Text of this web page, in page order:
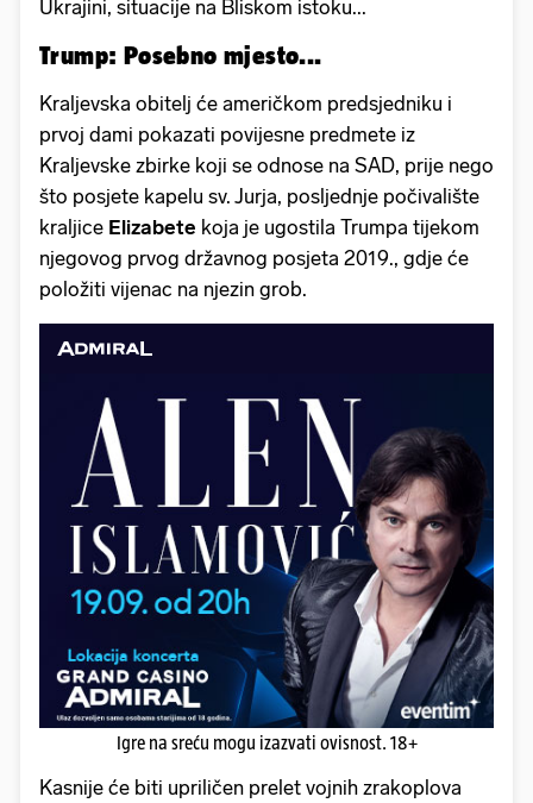
Ukrajini, situacije na Bliskom istoku...
Trump: Posebno mjesto...
Kraljevska obitelj će američkom predsjedniku i
prvoj dami pokazati povijesne predmete iz
Kraljevske zbirke koji se odnose na SAD, prije nego
što posjete kapelu sv. Jurja, posljednje počivalište
kraljice Elizabete koja je ugostila Trumpa tijekom
njegovog prvog državnog posjeta 2019., gdje će
položiti vijenac na njezin grob.
Igre na sreću mogu izazvati ovisnost. 18+
Kasnije će biti upriličen prelet vojnih zrakoplova